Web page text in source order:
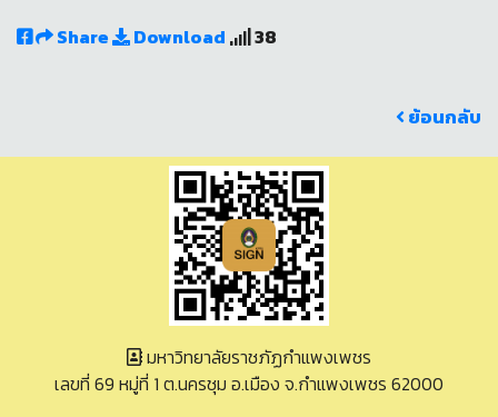
Share Download 38
ย้อนกลับ
มหาวิทยาลัยราชภัฏกำแพงเพชร
เลขที่ 69 หมู่ที่ 1 ต.นครชุม อ.เมือง จ.กำแพงเพชร 62000